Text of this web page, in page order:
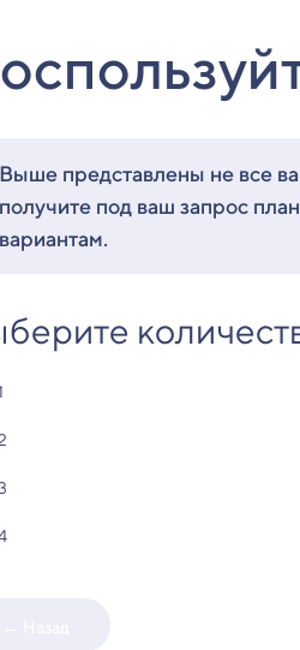
Выше представлены не все
получите под ваш запрос
вариантам.
2